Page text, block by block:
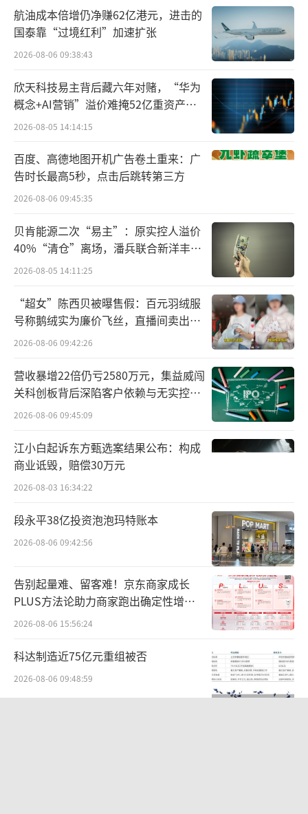
值得一提的是，5月22日，大洋电机公告多
位股东计划减持股份。公司董事兼常务副总裁
刘自文、董事兼副总裁刘博、副总裁兼财务负
责人伍小云因个人资金需求，计划自本公告披
露之日起15个交易日后的3个月内，以集中竞价
方式减持公司股份。其中，刘自文拟减持不超
博拟减持不超过17万股（占公司总股本比例0.0
069%），伍小云拟减持不超过23.7万股（占公
6.7万股（占公司总股本比例0.0271%）。
近期港股IPO招股书失效
3月22日，A股上市公司大洋电机递交的港
股招股书因满6个月失效。该公司于2025年9月
22日所递交的港股招股书，递表时花旗及华泰
国际为其联席保荐人。
2025年11月，证监会公布《境外发行上市
备案补充材料要求(2025年11月3日—2025年11
月7日)》，要求大洋电机补充说明设立大洋电
机香港发改备案变更手续的办理进展。
控制人偿债能力等情况，说明本次发行完成前
后，公司控股股东、实际控制人股份质押情况
是否可能导致公司控制权发生变化，是否导致
存在《境内企业境外发行证券和上市管理试行
办法》第八条规定的境外发行上市禁止性情
形。
此外，按照《监管规则适用指引——境外发
行上市类第2号》在法律意见书中补充公司下属
航油成本倍增仍净赚62亿港元，进击的
国泰靠“过境红利”加速扩张
2026-08-06 09:38:43
欣天科技易主背后藏六年对赌，“华为
概念+AI营销”溢价难掩52亿重资产考
验
2026-08-05 14:14:15
百度、高德地图开机广告卷土重来：广
告时长最高5秒，点击后跳转第三方
2026-08-06 09:45:35
贝肯能源二次“易主”：原实控人溢价
40%“清仓”离场，潘兵联合新洋丰、
宏科百世拟入主
2026-08-05 14:11:25
“超女”陈西贝被曝售假：百元羽绒服
号称鹅绒实为廉价飞丝，直播间卖出超
百万元
2026-08-06 09:42:26
营收暴增22倍仍亏2580万元，集益威闯
关科创板背后深陷客户依赖与无实控人
困局
2026-08-06 09:45:09
江小白起诉东方甄选案结果公布：构成
商业诋毁，赔偿30万元
2026-08-03 16:34:22
段永平38亿投资泡泡玛特账本
2026-08-06 09:42:56
告别起量难、留客难！京东商家成长
PLUS方法论助力商家跑出确定性增长
路径
2026-08-06 15:56:24
科达制造近75亿元重组被否
2026-08-06 09:48:59